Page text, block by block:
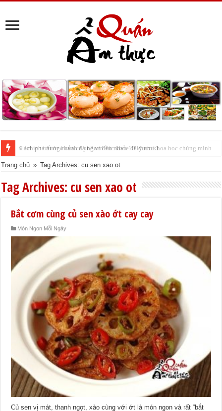
Cách pha nước chanh đá ngon đều nhau 10 ly như 1
Trang chủ » Tag Archives: cu sen xao ot
Tag Archives: cu sen xao ot
Bắt cơm cùng củ sen xào ớt cay cay
Món Ngon Mỗi Ngày
Củ sen vị mát, thanh ngọt, xào cùng với ớt là món ngon và rất “bắt